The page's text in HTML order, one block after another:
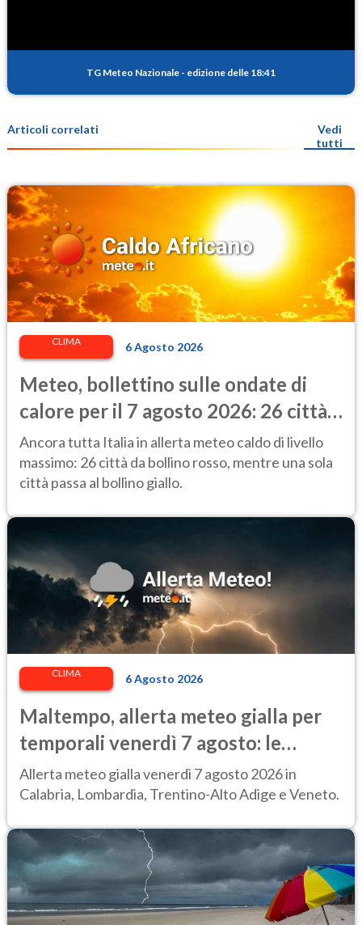
TG Meteo Nazionale - edizione delle 18:41
Articoli correlati
Vedi
tutti
CLIMA 6 Agosto 2026
Meteo, bollettino sulle ondate di
calore per il 7 agosto 2026: 26 città
da bollino rosso in Italia
Ancora tutta Italia in allerta meteo caldo di livello
massimo: 26 città da bollino rosso, mentre una sola
città passa al bollino giallo.
CLIMA 6 Agosto 2026
Maltempo, allerta meteo gialla per
temporali venerdì 7 agosto: le
regioni colpite
Allerta meteo gialla venerdì 7 agosto 2026 in
Calabria, Lombardia, Trentino-Alto Adige e Veneto.